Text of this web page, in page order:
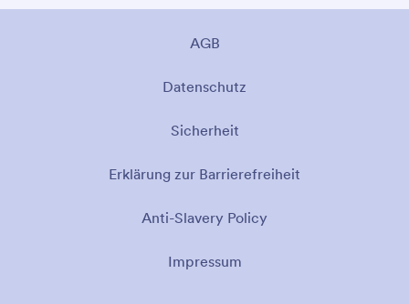
AGB
Datenschutz
Sicherheit
Erklärung zur Barrierefreiheit
Anti-Slavery Policy
Impressum